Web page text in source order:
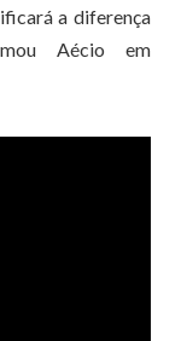
a diferença
Aécio em